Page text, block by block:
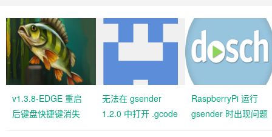
v1.3.8-EDGE 重启
后键盘快捷键消失
无法在 gsender
1.2.0 中打开 .gcode
RaspberryPi 运行
gsender 时出现问题